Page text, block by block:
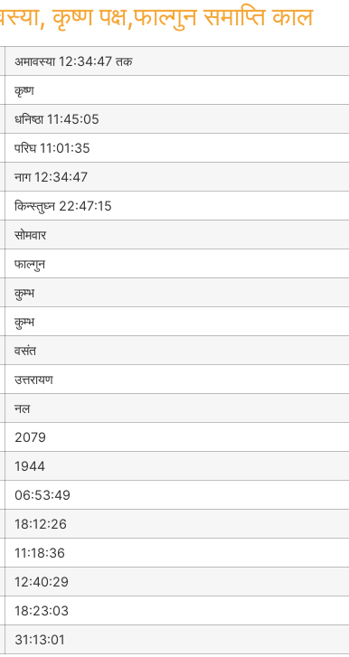
कृष्ण पक्ष,फाल्गुन समाप्ति काल
अमावस्या 12:34:47 तक
कृष्ण
धनिष्ठा 11:45:05
परिघ 11:01:35
नाग 12:34:47
किन्स्तुघ्न 22:47:15
सोमवार
फाल्गुन
कुम्भ
कुम्भ
वसंत
उत्तरायण
नल
2079
1944
06:53:49
18:12:26
11:18:36
12:40:29
18:23:03
31:13:01